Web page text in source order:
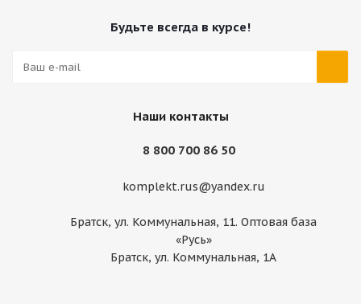
Будьте всегда в курсе!
Наши контакты
8 800 700 86 50
komplekt.rus@yandex.ru
Братск, ул. Коммунальная, 11. Оптовая база
«Русь»
Братск, ул. Коммунальная, 1А